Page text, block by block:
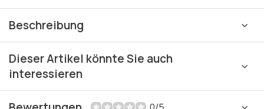
Beschreibung
Dieser Artikel könnte Sie auch
interessieren